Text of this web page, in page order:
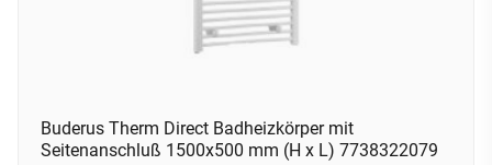
Buderus Therm Direct Badheizkörper mit
Seitenanschluß 1500x500 mm (H x L) 7738322079